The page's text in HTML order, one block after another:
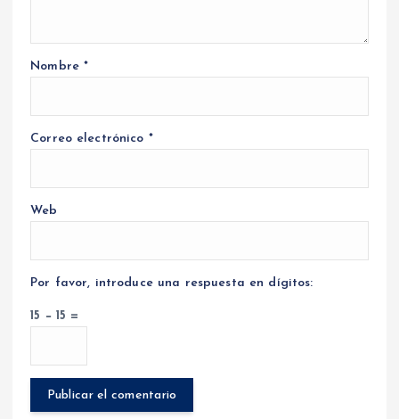
Nombre*
Correo electrónico *
Web
Por favor, introduce una respuesta en dígitos:
15 − 15 =